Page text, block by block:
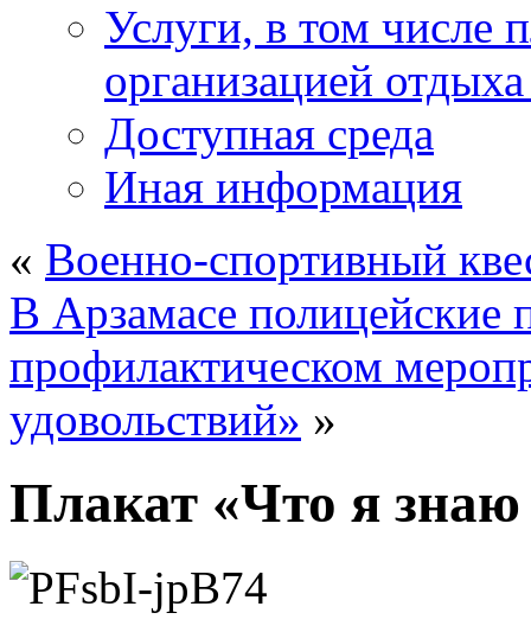
Услуги, в том числе
организацией
Доступная среда
Иная информация
« Военно-спортивный
В Арзамасе полицейские
профилактическом
удовольствий» »
Плакат «Что я знаю